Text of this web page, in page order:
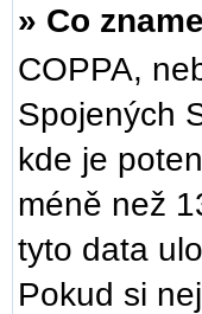
» Co
COPPA,
Spojených
kde je
méně než
tyto data
Pokud si